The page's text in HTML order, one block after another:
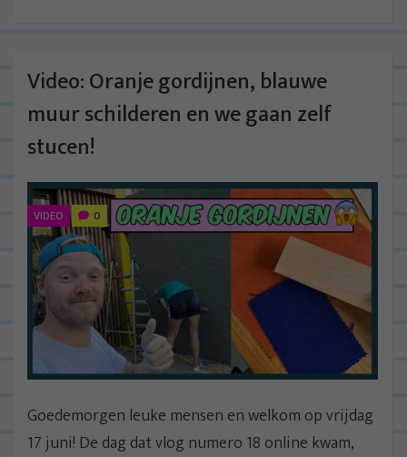
Video: Oranje gordijnen, blauwe
muur schilderen en we gaan zelf
stucen!
VIDEO 0
Goedemorgen leuke mensen en welkom op vrijdag
17 juni! De dag dat vlog numero 18 online kwam,